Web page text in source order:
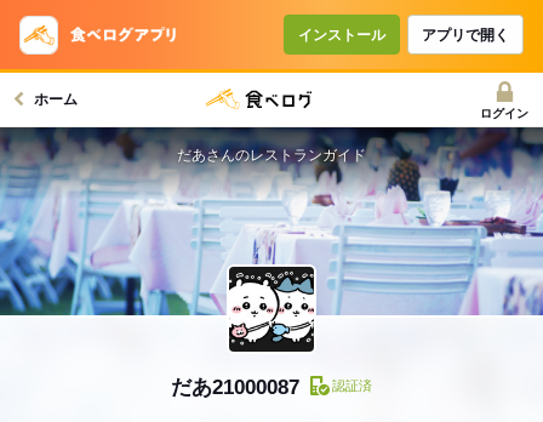
インストール アプリで開く
ホーム
ログイン
だあ21000087 認証済
だあさんのレストランガイド